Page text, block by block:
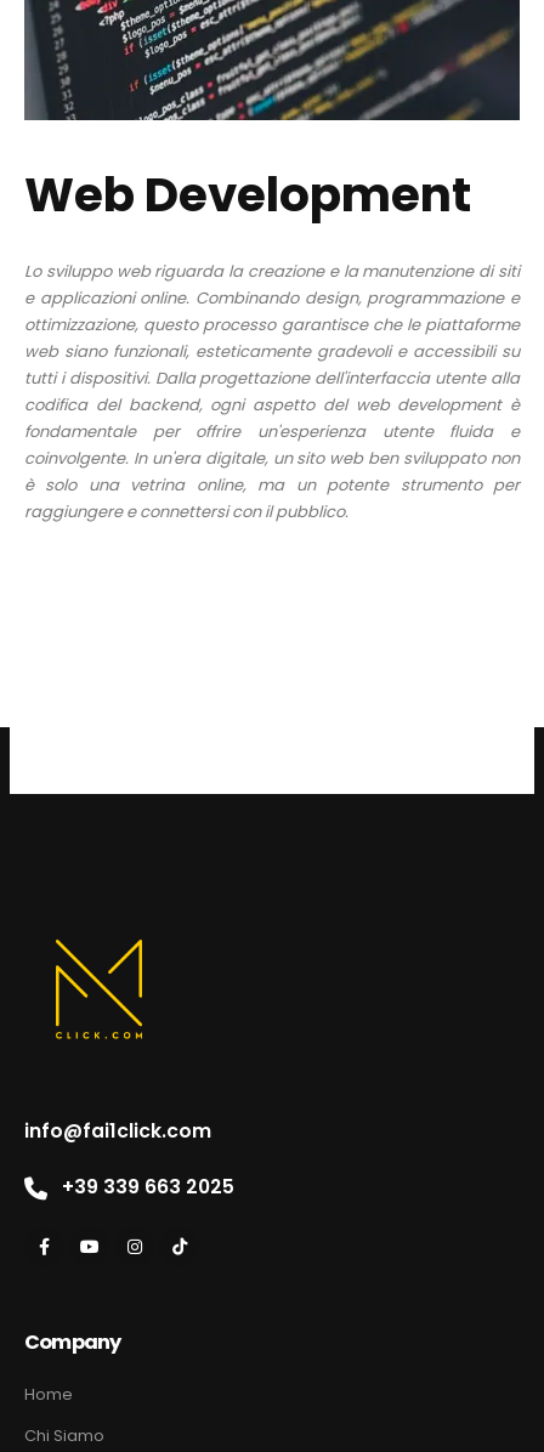
Web Development
Lo sviluppo web riguarda la creazione e la manutenzione di siti
e applicazioni online. Combinando design, programmazione e
ottimizzazione, questo processo garantisce che le piattaforme
web siano funzionali, esteticamente gradevoli e accessibili su
tutti i dispositivi. Dalla progettazione dell'interfaccia utente alla
codifica del backend, ogni aspetto del web development è
fondamentale per offrire un'esperienza utente fluida e
coinvolgente. In un'era digitale, un sito web ben sviluppato non
è solo una vetrina online, ma un potente strumento per
raggiungere e connettersi con il pubblico.
info@fai1click.com
+39 339 663 2025
Company
Home
Chi Siamo